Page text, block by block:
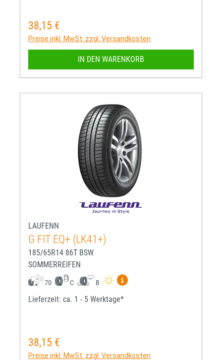
Regulärer Preis:
38,15 €
Preise inkl. MwSt. zzgl. Versandkosten
IN DEN WARENKORB
LAUFENN
G FIT EQ+ (LK41+)
185/65R14 86T BSW
SOMMERREIFEN
70 C B
Mehr Informationen zum
Lieferzeit: ca. 1 - 5 Werktage*
Regulärer Preis:
38,15 €
Preise inkl. MwSt. zzgl. Versandkosten